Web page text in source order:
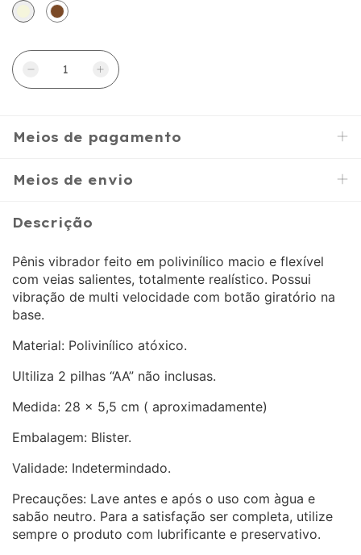
Meios de pagamento
Meios de envio
Descrição
Pênis vibrador feito em polivinílico macio e flexível
com veias salientes, totalmente realístico. Possui
vibração de multi velocidade com botão giratório na
base.
Material: Polivinílico atóxico.
Ultiliza 2 pilhas “AA” não inclusas.
Medida: 28 x 5,5 cm ( aproximadamente)
Embalagem: Blister.
Validade: Indetermindado.
Precauções: Lave antes e após o uso com àgua e
sabão neutro. Para a satisfação ser completa, utilize
sempre o produto com lubrificante e preservativo.